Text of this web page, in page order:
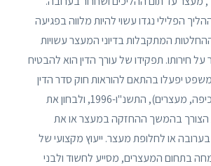
הפלילי נגדו עשוי להיות מלווה בפגיעה
המתקבלות בדיוני המעצר עשויות
על חירותו. תפקידו של עורך הדין הוא להבטיח
יפעלו בהתאם להוראות חוק סדר הדין
הפלילי (סמכויות אכיפה, מעצרים), התשנ"ו-1996, ולבחון את
הצורך בהמשך ההחזקה במעצר או את
או לחלופת מעצר. ייעוץ מקצועי של
בתחום המעצרים, מסייע לחשוד ולבני